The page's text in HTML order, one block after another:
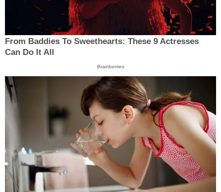
From Baddies To Sweethearts: These 9 Actresses
Can Do It All
Brainberries